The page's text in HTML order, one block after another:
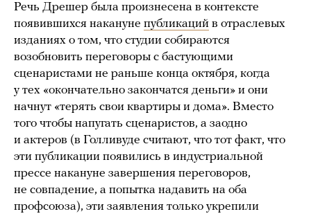
Речь Дрешер была произнесена в контексте
появившихся накануне публикаций в отраслевых
изданиях о том, что студии собираются
возобновить переговоры с бастующими
сценаристами не раньше конца октября, когда
у тех «окончательно закончатся деньги» и они
начнут «терять свои квартиры и дома». Вместо
того чтобы напугать сценаристов, а заодно
и актеров (в Голливуде считают, что тот факт, что
эти публикации появились в индустриальной
прессе накануне завершения переговоров,
не совпадение, а попытка надавить на оба
профсоюза), эти заявления только укрепили